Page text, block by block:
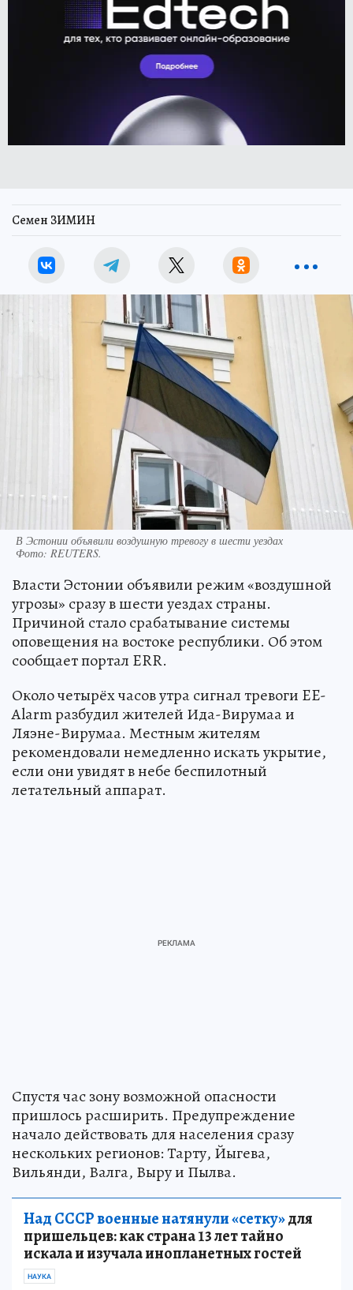
Семен ЗИМИН
В Эстонии объявили воздушную тревогу в шести уездах
Фото: REUTERS.
Власти Эстонии объявили режим «воздушной
угрозы» сразу в шести уездах страны.
Причиной стало срабатывание системы
оповещения на востоке республики. Об этом
сообщает портал ERR.
Около четырёх часов утра сигнал тревоги EE-
Alarm разбудил жителей Ида-Вирумаа и
Ляэне-Вирумаа. Местным жителям
рекомендовали немедленно искать укрытие,
если они увидят в небе беспилотный
летательный аппарат.
Спустя час зону возможной опасности
пришлось расширить. Предупреждение
начало действовать для населения сразу
нескольких регионов: Тарту, Йыгева,
Вильянди, Валга, Выру и Пылва.
Над СССР военные натянули «сетку»для
пришельцев: как страна 13 лет тайно
искала и изучала инопланетных гостей
НАУКА